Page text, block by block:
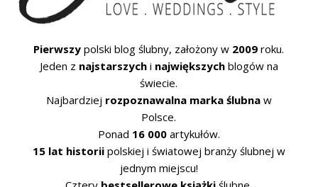
Pierwszy polski blog ślubny, założony w 2009 roku.
Jeden z najstarszychi największychblogów na
świecie.
Najbardziej rozpoznawalna marka ślubnaw
Polsce.
Ponad 16 000artykułów.
15 lat historiipolskiej i światowej branży ślubnej w
jednym miejscu!